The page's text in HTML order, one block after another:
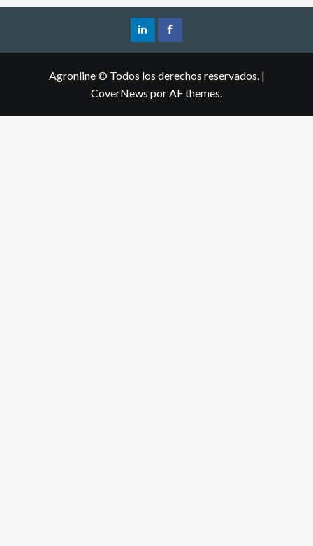
Agronline © Todos los derechos reservados. |
CoverNews por AF themes.